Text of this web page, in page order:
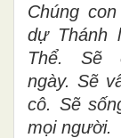
Chúng
dự Thánh
Thể. Sẽ
ngày. Sẽ
cô. Sẽ
mọi người.